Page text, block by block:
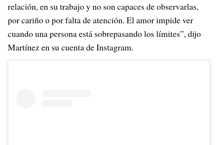
relación, en su trabajo y no son capaces de observarlas,
por cariño o por falta de atención. El amor impide ver
cuando una persona está sobrepasando los límites”, dijo
Martínez en su cuenta de Instagram.